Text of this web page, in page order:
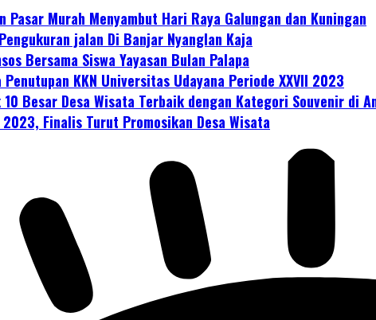
Pasar Murah Menyambut Hari Raya Galungan dan Kuningan
jalan Di Banjar Nyanglan Kaja
Bersama Siswa Yayasan Bulan Palapa
KKN Universitas Udayana Periode XXVII 2023
Besar Desa Wisata Terbaik dengan Kategori Souvenir di
Finalis Turut Promosikan Desa Wisata